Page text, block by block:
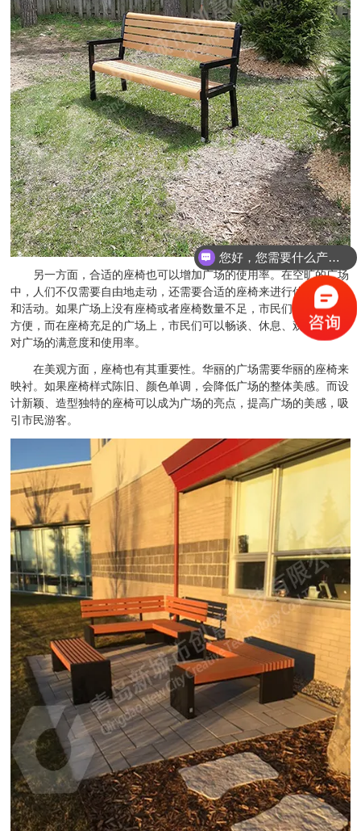
另一方面，合适的座椅也可以增加广场的使用率。在空旷的广场
中，人们不仅需要自由地走动，还需要合适的座椅来进行休息、聚集
和活动。如果广场上没有座椅或者座椅数量不足，市民们就会感到不
方便，而在座椅充足的广场上，市民们可以畅谈、休息、观看，增加
对广场的满意度和使用率。
在美观方面，座椅也有其重要性。华丽的广场需要华丽的座椅来
映衬。如果座椅样式陈旧、颜色单调，会降低广场的整体美感。而设
计新颖、造型独特的座椅可以成为广场的亮点，提高广场的美感，吸
引市民游客。
您好，您需要什么产品？